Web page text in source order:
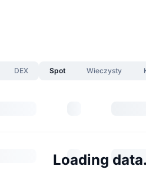
DEX Spot Wieczysty
Loading